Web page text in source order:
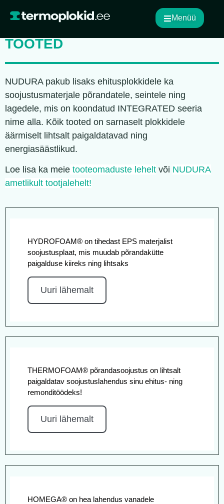
Menüü
NUDURA INTEGRATED SEERIA
TOOTED
NUDURA pakub lisaks ehitusplokkidele ka
soojustusmaterjale põrandatele, seintele ning
lagedele, mis on koondatud INTEGRATED seeria
nime alla. Kõik tooted on sarnaselt plokkidele
äärmiselt lihtsalt paigaldatavad ning
energiasäästlikud.
Loe lisa ka meie tooteomaduste lehelt või NUDURA
ametlikult tootjalehelt!
HYDROFOAM® on tihedast EPS materjalist
soojustusplaat, mis muudab põrandakütte
paigalduse kiireks ning lihtsaks
Uuri lähemalt
THERMOFOAM® põrandasoojustus on lihtsalt
paigaldatav soojustuslahendus sinu ehitus- ning
remonditöödeks!
Uuri lähemalt
HOMEGA® on hea lahendus vanadele